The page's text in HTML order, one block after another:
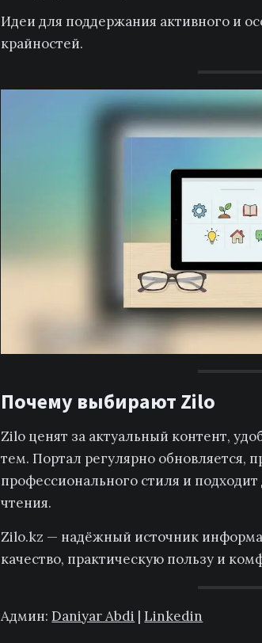
Идеи для поддержания активного и
крайностей.
Почему выбирают Zilo
Zilo ценят за актуальный контент,
тем. Портал регулярно обновляется,
профессионального стиля и
чтения.
Zilo.kz — надёжный источник
качество, практическую пользу и
Админ:Daniyar Abdi |Linkedin